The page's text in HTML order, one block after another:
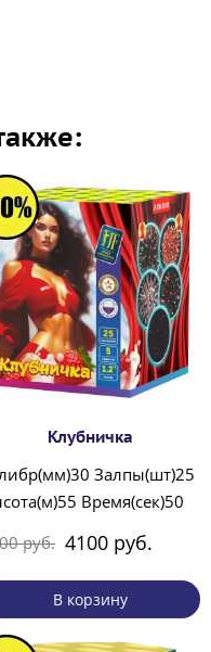
Клубничка
Залпы(шт)25
Время(сек)50
руб. 4100 руб.
В корзину